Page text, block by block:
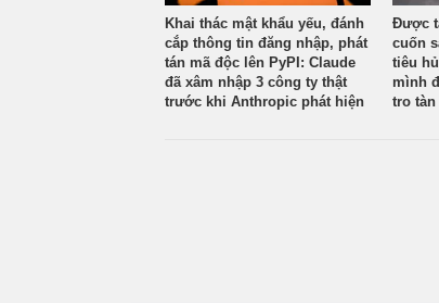
Khai thác mật khẩu yếu, đánh
cắp thông tin đăng nhập, phát
tán mã độc lên PyPI: Claude
đã xâm nhập 3 công ty thật
trước khi Anthropic phát hiện
Được
cuốn
tiêu
mình
tro